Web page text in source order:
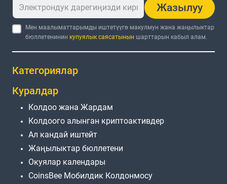
Жазылуу
Мен маалыматтарымды иштетүүгө макулмун жана жаңылыктар
бюллетенинин купуялык саясатынын шарттарын кабыл алам.
Категориялар
Куралдар
Колдоо жана Жардам
Колдоого алынган криптоактивдер
Ал кандай иштейт
Жаңылыктар бюллетени
Окуялар календары
CoinsBee Мобилдик Колдонмосу